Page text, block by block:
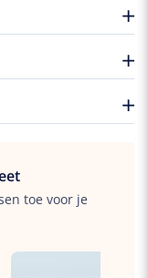
toe voor je